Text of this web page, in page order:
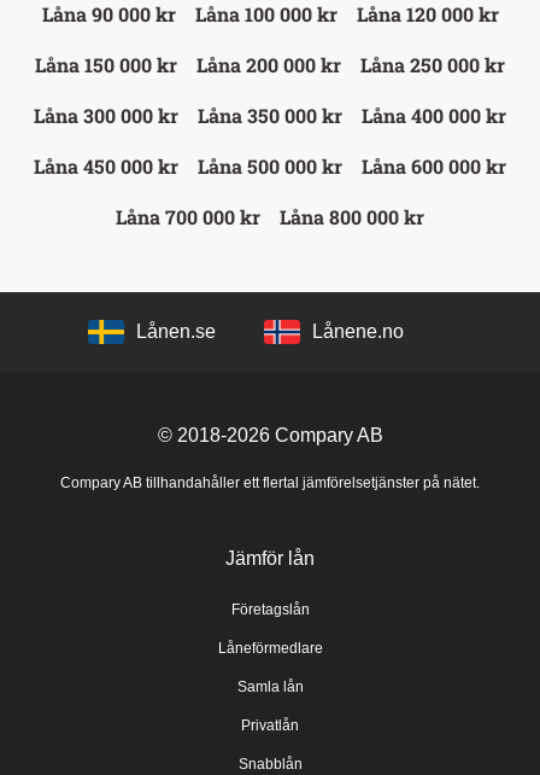
Låna 90 000 kr
Låna 100 000 kr
Låna 120 000 kr
Låna 150 000 kr
Låna 200 000 kr
Låna 250 000 kr
Låna 300 000 kr
Låna 350 000 kr
Låna 400 000 kr
Låna 450 000 kr
Låna 500 000 kr
Låna 600 000 kr
Låna 700 000 kr
Låna 800 000 kr
Lånen.se Lånene.no
© 2018-2026Compary AB
Compary AB tillhandahåller ett flertal jämförelsetjänster på nätet.
Jämför lån
Företagslån
Låneförmedlare
Samla lån
Privatlån
Snabblån